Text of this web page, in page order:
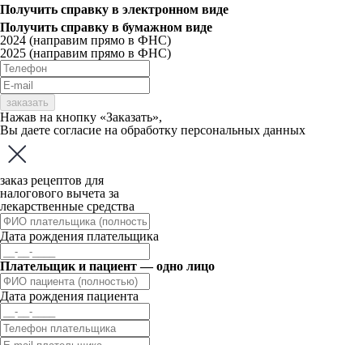
Получить справку в электронном виде
Получить справку в бумажном виде
2024 (направим прямо в ФНС)
2025 (направим прямо в ФНС)
заказать
Нажав на кнопку «Заказать»,
Вы даете согласие на обработку персональных данных
заказ рецептов для
налогового вычета за
лекарственные средства
Дата рождения плательщика
Плательщик и пациент — одно лицо
Дата рождения пациента